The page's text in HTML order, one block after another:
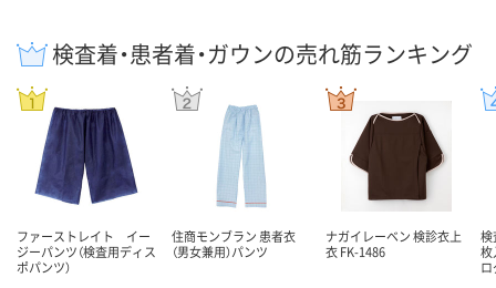
検査着・患者着・ガウンの売れ筋ランキング
ファーストレイト イー
ジーパンツ（検査用ディス
ポパンツ）
住商モンブラン 患者衣
（男女兼用）パンツ
ナガイレーベン 検診衣上
衣 FK-1486
枚